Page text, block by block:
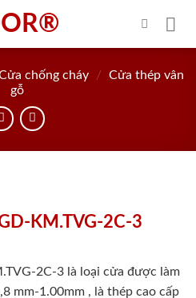
chống cháy /
Cửa thép vân
gỗ
KM.TVG-2C-3
2C-3 là loại cửa được làm
mm-1.00mm , là thép cao cấp